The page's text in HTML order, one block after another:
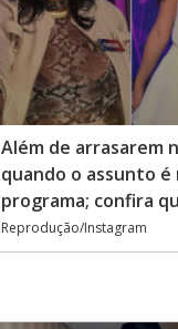
Além de arrasarem
quando o assunto é
programa; confira
Reprodução/Instagram